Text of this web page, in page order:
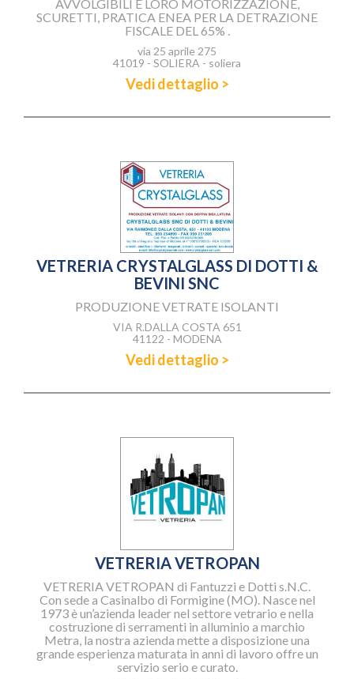
AVVOLGIBILI E LORO MOTORIZZAZIONE,
SCURETTI, PRATICA ENEA PER LA DETRAZIONE
FISCALE DEL 65% .
via 25 aprile 275
41019 - SOLIERA - soliera
Vedi dettaglio >
VETRERIA CRYSTALGLASS DI DOTTI &
BEVINI SNC
PRODUZIONE VETRATE ISOLANTI
VIA R.DALLA COSTA 651
41122 - MODENA
Vedi dettaglio >
VETRERIA VETROPAN
VETRERIA VETROPAN di Fantuzzi e Dotti s.N.C.
Con sede a Casinalbo di Formigine (MO). Nasce nel
1973 è un’azienda leader nel settore vetrario e nella
costruzione di serramenti in alluminio a marchio
Metra, la nostra azienda mette a disposizione una
grande esperienza maturata in anni di lavoro offre un
servizio serio e curato.